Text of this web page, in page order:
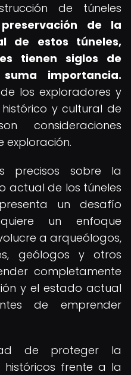
de túneles
de la
de estos túneles,
tienen siglos de
importancia.
los exploradores y
y cultural de
consideraciones
exploración.
precisos sobre la
actual de los túneles
un desafío
un enfoque
a arqueólogos,
geólogos y otros
completamente
y el estado actual
de emprender
de proteger la
frente a la